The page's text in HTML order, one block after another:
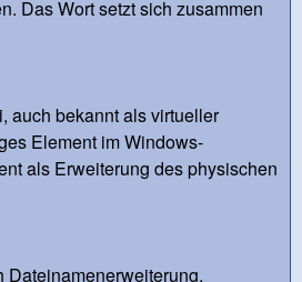
Das Wort setzt sich zusammen
auch bekannt als virtueller
Element im Windows-
als Erweiterung des physischen
Dateinamenerweiterung,